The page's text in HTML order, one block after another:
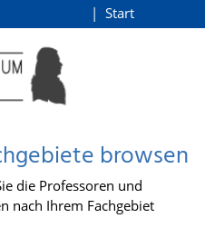
Start
browsen
die Professoren und
nach Ihrem Fachgebiet